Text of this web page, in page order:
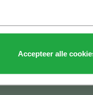
Accepteer alle